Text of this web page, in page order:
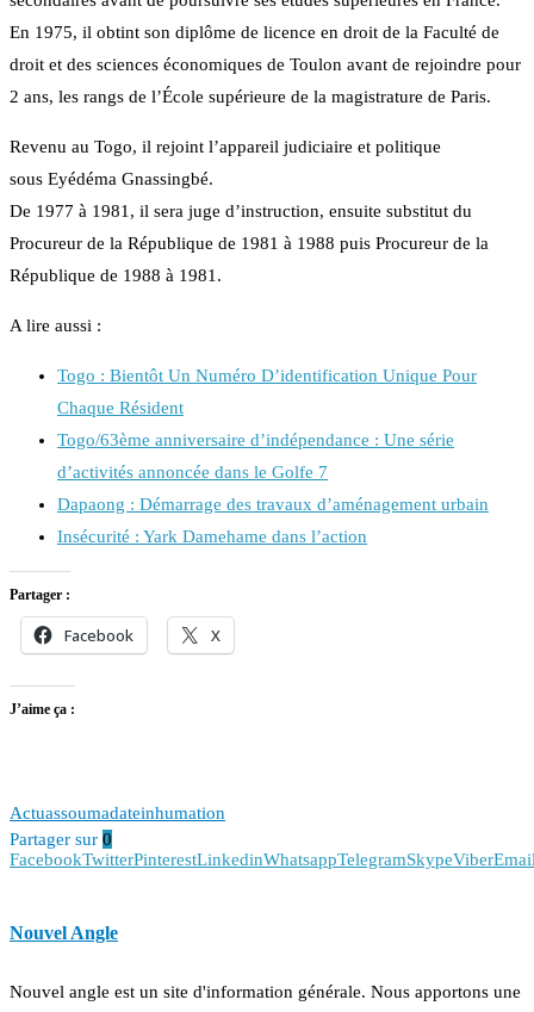
En 1975, il obtint son diplôme de licence en droit de la Faculté de
droit et des sciences économiques de Toulon avant de rejoindre pour
2 ans, les rangs de l’École supérieure de la magistrature de Paris.
Revenu au Togo, il rejoint l’appareil judiciaire et politique
sous Eyédéma Gnassingbé.
De 1977 à 1981, il sera juge d’instruction, ensuite substitut du
Procureur de la République de 1981 à 1988 puis Procureur de la
République de 1988 à 1981.
A lire aussi :
Togo : Bientôt Un Numéro D’identification Unique Pour
Chaque Résident
Togo/63ème anniversaire d’indépendance : Une série
d’activités annoncée dans le Golfe 7
Dapaong : Démarrage des travaux d’aménagement urbain
Insécurité : Yark Damehame dans l’action
Partager :
Facebook X
J’aime ça :
Actuassoumadateinhumation
Partager sur 0
FacebookTwitterPinterestLinkedinWhatsappTelegramSkypeViber
Nouvel Angle
Nouvel angle est un site d'information générale. Nous apportons une